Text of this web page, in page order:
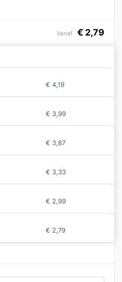
Vanaf € 2,79
€ 4,19
€ 3,99
€ 3,87
€ 3,33
€ 2,99
€ 2,79